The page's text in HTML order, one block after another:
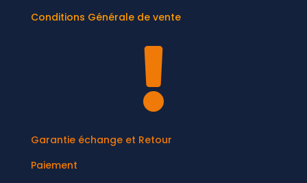
Conditions Générale de vente

Garantie échange et Retour
Paiement